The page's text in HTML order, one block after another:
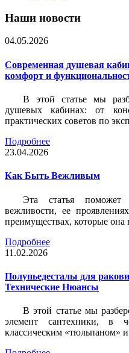
Наши новости
04.05.2026
Современная душевая
комфорт и
В этой статье мы
душевых кабинах: от
практических советов по
Подробнее
23.04.2026
Как Быть Вежливым
Эта статья поможет
вежливости, ее
преимуществах, которые она
Подробнее
11.02.2026
Полупьедесталы для
Технические Нюансы
В этой статье мы
элемент сантехники, в
классическим «тюльпаном»